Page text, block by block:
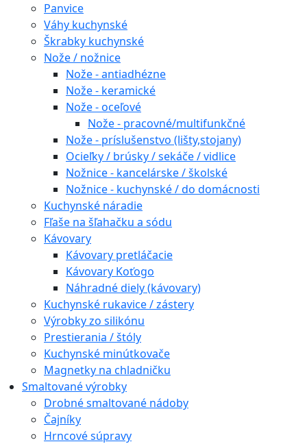
Panvice
Váhy kuchynské
Škrabky kuchynské
Nože / nožnice
Nože - antiadhézne
Nože - keramické
Nože - oceľové
Nože - pracovné/multifunkčné
Nože - príslušenstvo (lišty,stojany)
Ocieľky / brúsky / sekáče / vidlice
Nožnice - kancelárske / školské
Nožnice - kuchynské / do domácnosti
Kuchynské náradie
Fľaše na šľahačku a sódu
Kávovary
Kávovary pretláčacie
Kávovary Koťogo
Náhradné diely (kávovary)
Kuchynské rukavice / zástery
Výrobky zo silikónu
Prestierania / štóly
Kuchynské minútkovače
Magnetky na chladničku
Smaltované výrobky
Drobné smaltované nádoby
Čajníky
Hrncové súpravy